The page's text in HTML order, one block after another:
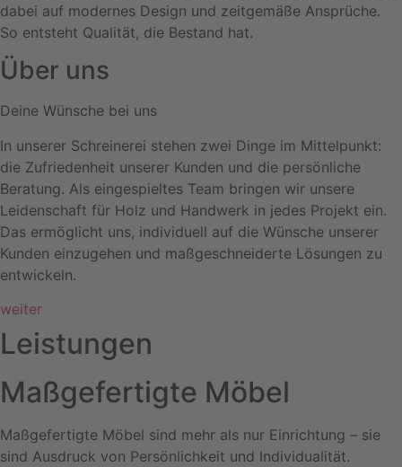
dabei auf modernes Design und zeitgemäße Ansprüche.
So entsteht Qualität, die Bestand hat.
Über uns
Deine Wünsche bei uns
In unserer Schreinerei stehen zwei Dinge im Mittelpunkt:
die Zufriedenheit unserer Kunden und die persönliche
Beratung. Als eingespieltes Team bringen wir unsere
Leidenschaft für Holz und Handwerk in jedes Projekt ein.
Das ermöglicht uns, individuell auf die Wünsche unserer
Kunden einzugehen und maßgeschneiderte Lösungen zu
entwickeln.
weiter
Leistungen
Maßgefertigte Möbel
Maßgefertigte Möbel sind mehr als nur Einrichtung – sie
sind Ausdruck von Persönlichkeit und Individualität.